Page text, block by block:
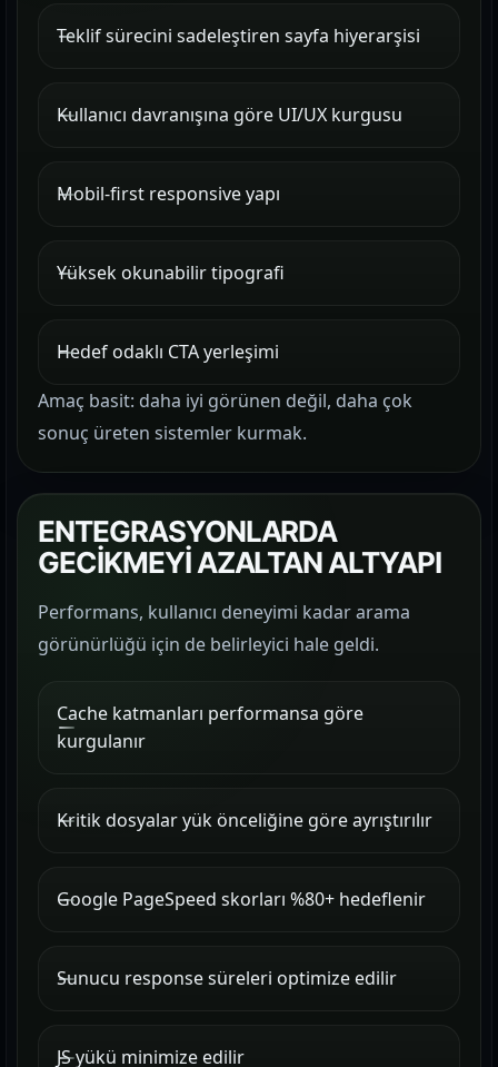
Teklif sürecini sadeleştiren sayfa hiyerarşisi
Kullanıcı davranışına göre UI/UX kurgusu
Mobil-first responsive yapı
Yüksek okunabilir tipografi
Hedef odaklı CTA yerleşimi
Amaç basit: daha iyi görünen değil, daha çok
sonuç üreten sistemler kurmak.
ENTEGRASYONLARDA
GECİKMEYİ AZALTAN ALTYAPI
Performans, kullanıcı deneyimi kadar arama
görünürlüğü için de belirleyici hale geldi.
Cache katmanları performansa göre
kurgulanır
Kritik dosyalar yük önceliğine göre ayrıştırılır
Google PageSpeed skorları %80+ hedeflenir
Sunucu response süreleri optimize edilir
JS yükü minimize edilir